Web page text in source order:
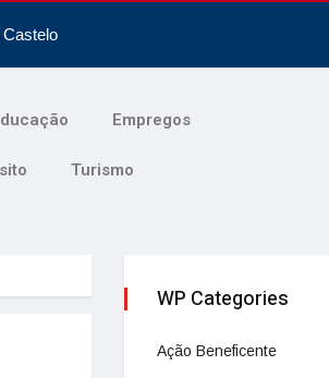
Empregos
Turismo
WP Categories
Ação Beneficente